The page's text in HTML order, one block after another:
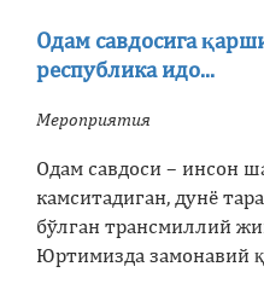
Одам савдосига
республика идо...
Мероприятия
Одам савдоси – инсон
камситадиган, дунё
бўлган трансмиллий
Юртимизда замонавий